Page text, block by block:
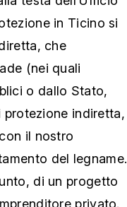
in Ticino si
che
(nei quali
o dallo Stato,
indiretta,
il nostro
del legname.
di un progetto
privato.